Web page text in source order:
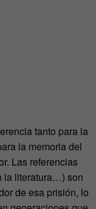
tanto para la
la memoria del
Las referencias
la literatura…) son
de esa prisión, lo